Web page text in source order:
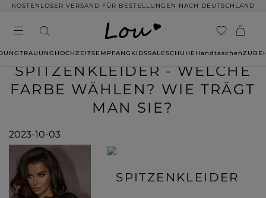
KOSTENLOSER VERSAND FÜR BESTELLUNGEN NACH DEUTSCHLAND
TRAUUNG HOCHZEITSEMPFANG KIDSSALESCHUHE Handtaschen
SPITZENKLEIDER - WELCHE
FARBE WÄHLEN? WIE TRÄGT
MAN SIE?
2023-10-03
SPITZENKLEIDER